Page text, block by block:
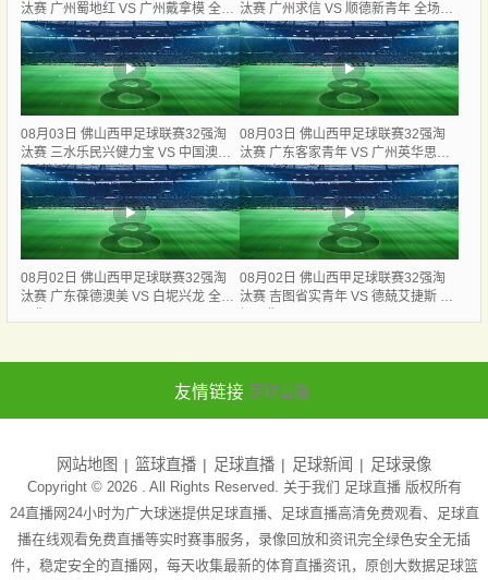
汰赛 广州蜀地红 VS 广州戴拿模 全场
录像
汰赛 广州求信 VS 顺德新青年 全场录
像
08月03日 佛山西甲足球联赛32强淘
汰赛 三水乐民兴健力宝 VS 中国澳门
澳科精英 全场录像
08月03日 佛山西甲足球联赛32强淘
汰赛 广东客家青年 VS 广州英华思力
U17 全场录像
08月02日 佛山西甲足球联赛32强淘
汰赛 广东葆德澳美 VS 白坭兴龙 全场
08月02日 佛山西甲足球联赛32强淘
汰赛 吉图省实青年 VS 德兢艾捷斯 全
友情链接 足球直播
网站地图 篮球直播 足球直播 足球新闻 足球录像
Copyright © 2026 . All Rights Reserved. 关于我们 足球直播版权所有
24直播网24小时为广大球迷提供足球直播、足球直播高清免费观看、足球直
播在线观看免费直播等实时赛事服务，录像回放和资讯完全绿色安全无插
件，稳定安全的直播网，每天收集最新的体育直播资讯，原创大数据足球篮